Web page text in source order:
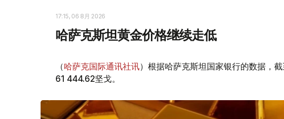
17:15, 06 8月 2026
哈萨克斯坦黄金价格继续走低
（哈萨克国际通讯社讯）根据哈萨克斯坦国家银行的数据，
61 444.62坚戈。